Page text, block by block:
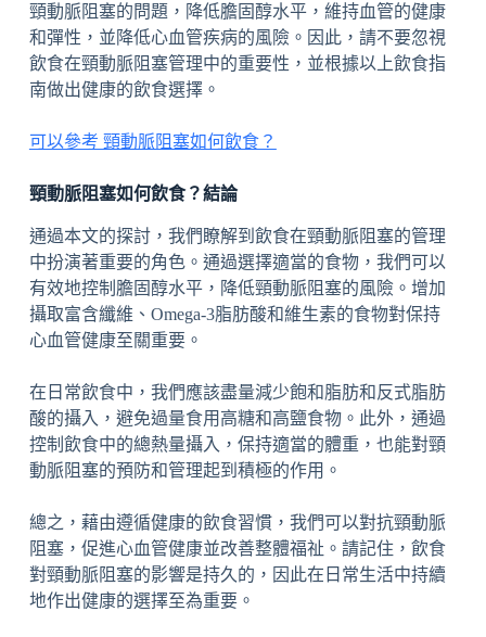
頸動脈阻塞的問題，降低膽固醇水平，維持血管的健康
和彈性，並降低心血管疾病的風險。因此，請不要忽視
飲食在頸動脈阻塞管理中的重要性，並根據以上飲食指
南做出健康的飲食選擇。
可以參考 頸動脈阻塞如何飲食？
頸動脈阻塞如何飲食？結論
通過本文的探討，我們瞭解到飲食在頸動脈阻塞的管理
中扮演著重要的角色。通過選擇適當的食物，我們可以
有效地控制膽固醇水平，降低頸動脈阻塞的風險。增加
攝取富含纖維、Omega-3脂肪酸和維生素的食物對保持
心血管健康至關重要。
在日常飲食中，我們應該盡量減少飽和脂肪和反式脂肪
酸的攝入，避免過量食用高糖和高鹽食物。此外，通過
控制飲食中的總熱量攝入，保持適當的體重，也能對頸
動脈阻塞的預防和管理起到積極的作用。
總之，藉由遵循健康的飲食習慣，我們可以對抗頸動脈
阻塞，促進心血管健康並改善整體福祉。請記住，飲食
對頸動脈阻塞的影響是持久的，因此在日常生活中持續
地作出健康的選擇至為重要。